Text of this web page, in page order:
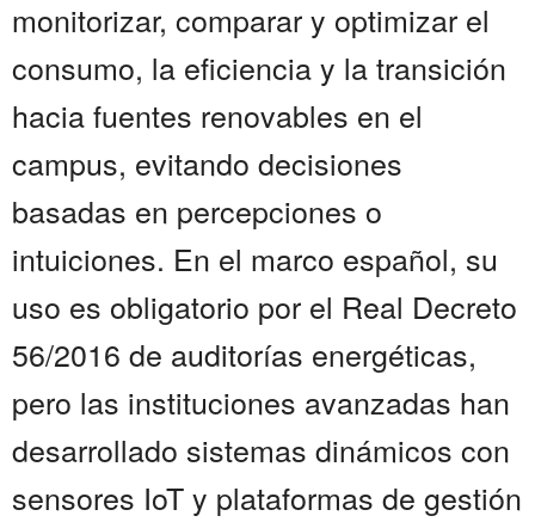
monitorizar, comparar y optimizar el
consumo, la eficiencia y la transición
hacia fuentes renovables en el
campus, evitando decisiones
basadas en percepciones o
intuiciones. En el marco español, su
uso es obligatorio por el Real Decreto
56/2016 de auditorías energéticas,
pero las instituciones avanzadas han
desarrollado sistemas dinámicos con
sensores IoT y plataformas de gestión